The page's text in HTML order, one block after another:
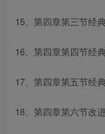
15、第四章第三节经
16、第四章第四节经
17、第四章第五节经
18、第四章第六节改